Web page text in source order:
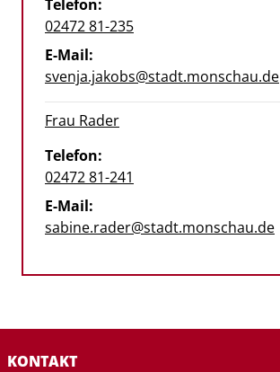
Telefon:
02472 81-235
E-Mail:
svenja.jakobs@stadt.monschau.de
Frau Rader
Telefon:
02472 81-241
E-Mail:
sabine.rader@stadt.monschau.de
KONTAKT